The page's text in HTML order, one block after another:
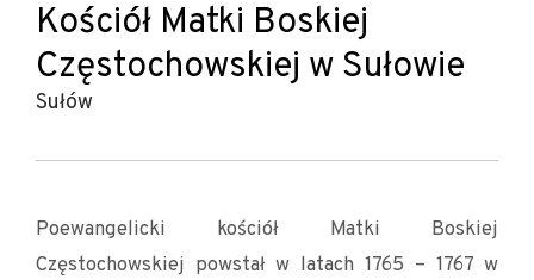
Kościół Matki Boskiej
Częstochowskiej w Sułowie
Sułów
Poewangelicki kościół Matki Boskiej
Częstochowskiej powstał w latach 1765 – 1767 w